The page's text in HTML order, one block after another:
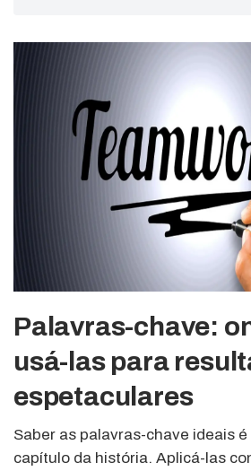
Palavras-chave:
usá-las para
espetaculares
Saber as palavras-chave ideais
capítulo da história. Aplicá-las